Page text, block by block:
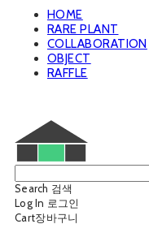
HOME
RARE PLANT
COLLABORATION
OBJECT
RAFFLE
Search 검색
Log In 로그인
Cart장바구니